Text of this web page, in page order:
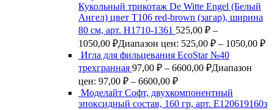
Кукольный трикотаж De Witte Engel (Белый
Ангел) цвет Т106 red-brown (загар), ширина
80 см, арт. Н1710-1361 525,00 ₽ –
1050,00 ₽Диапазон цен: 525,00 ₽ – 1050,00 ₽
Игла для фильцевания EcoStar №40
трехгранная 97,00 ₽ – 6600,00 ₽Диапазон
цен: 97,00 ₽ – 6600,00 ₽
Моделайт Софт, двухкомпонентный
эпоксидный состав, 160 гр, арт. Е120619160з